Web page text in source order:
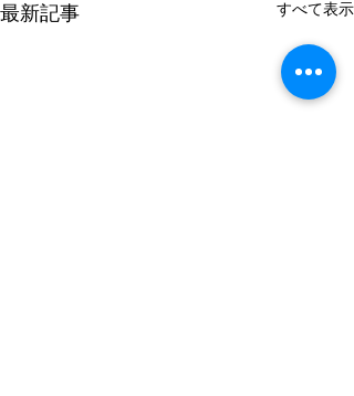
最新記事 すべて表示